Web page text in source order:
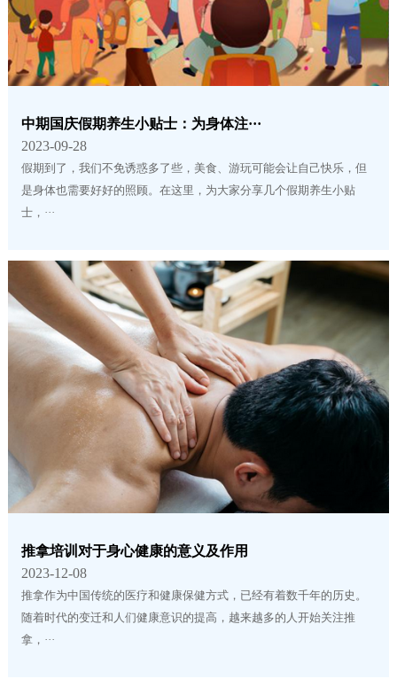
中期国庆假期养生小贴士：为身体注···
2023-09-28
假期到了，我们不免诱惑多了些，美食、游玩可能会让自己快乐，但
是身体也需要好好的照顾。在这里，为大家分享几个假期养生小贴
士，···
推拿培训对于身心健康的意义及作用
2023-12-08
推拿作为中国传统的医疗和健康保健方式，已经有着数千年的历史。
随着时代的变迁和人们健康意识的提高，越来越多的人开始关注推
拿，···